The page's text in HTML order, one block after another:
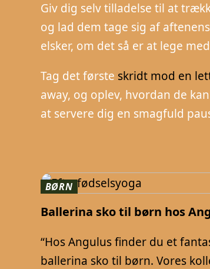
Giv dig selv tilladelse til at
og lad dem tage sig af
elsker, om det så er at lege
Tag det første skridt mod en
away, og oplev, hvordan de
at servere dig en smagfuld
BØRN
Ballerina sko til børn hos
“Hos Angulus finder du et
ballerina sko til børn. Vores